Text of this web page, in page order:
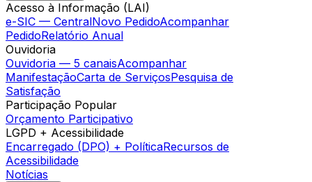
Acesso à Informação (LAI)
e-SIC — CentralNovo PedidoAcompanhar
PedidoRelatório Anual
Ouvidoria
Ouvidoria — 5 canaisAcompanhar
ManifestaçãoCarta de ServiçosPesquisa de
Satisfação
Participação Popular
Orçamento Participativo
LGPD + Acessibilidade
Encarregado (DPO) + PolíticaRecursos de
Acessibilidade
Notícias